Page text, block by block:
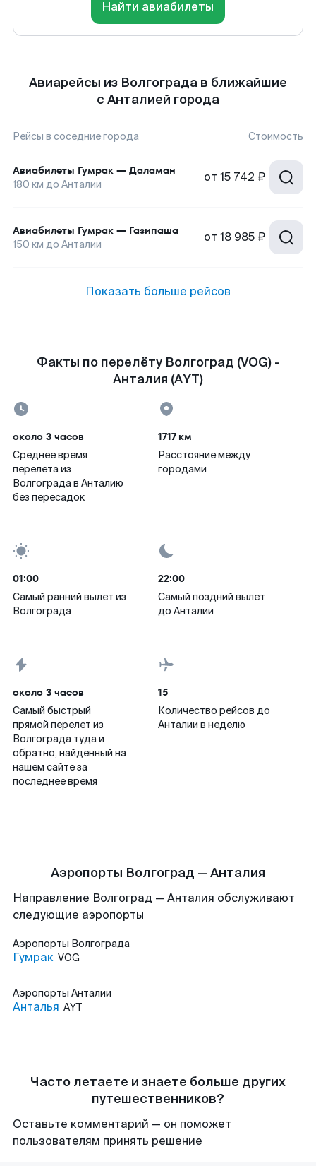
Найти авиабилеты
Авиарейсы из Волгограда в ближайшие
с Анталией города
Рейсы в соседние города Стоимость
Авиабилеты Гумрак — Даламан
180 км до Анталии от 15 742 ₽
Авиабилеты Гумрак — Газипаша
150 км до Анталии от 18 985 ₽
Показать больше рейсов
Факты по перелёту Волгоград (VOG) -
Анталия (AYT)
около 3 часов
Среднее время
перелета из
Волгограда в Анталию
без пересадок
1717 км
Расстояние между
городами
01:00
Самый ранний вылет из
Волгограда
22:00
Самый поздний вылет
до Анталии
около 3 часов
Самый быстрый
прямой перелет из
Волгограда туда и
обратно, найденный на
нашем сайте за
последнее время
15
Количество рейсов до
Анталии в неделю
Аэропорты Волгоград — Анталия
Направление Волгоград — Анталия обслуживают
следующие аэропорты
Аэропорты Волгограда
Гумрак VOG
Аэропорты Анталии
Анталья AYT
Часто летаете и знаете больше других
путешественников?
Оставьте комментарий — он поможет
пользователям принять решение